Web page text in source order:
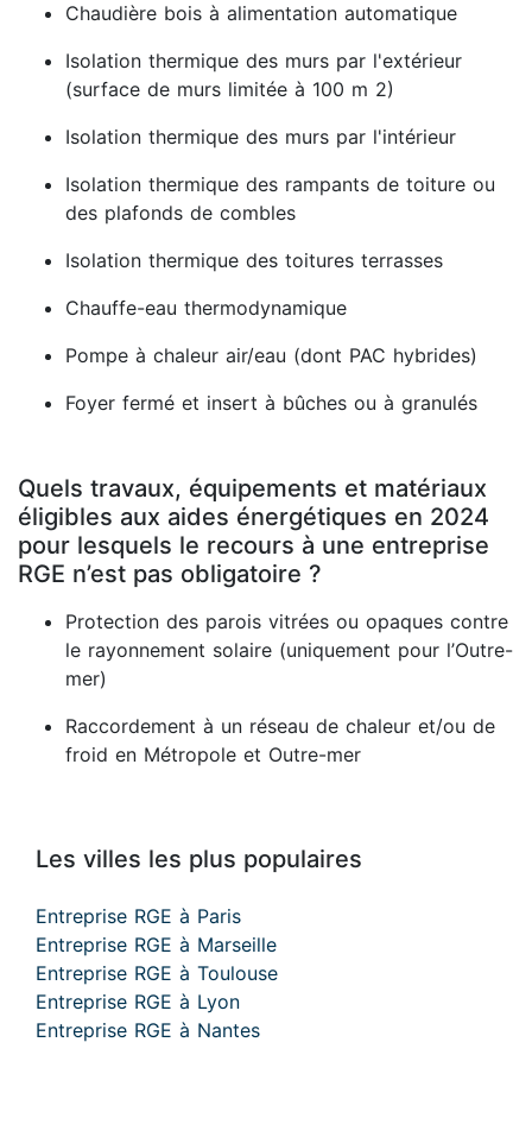
Chaudière bois à alimentation automatique
Isolation thermique des murs par l'extérieur
(surface de murs limitée à 100 m 2)
Isolation thermique des murs par l'intérieur
Isolation thermique des rampants de toiture ou
des plafonds de combles
Isolation thermique des toitures terrasses
Chauffe-eau thermodynamique
Pompe à chaleur air/eau (dont PAC hybrides)
Foyer fermé et insert à bûches ou à granulés
Quels travaux, équipements et matériaux
éligibles aux aides énergétiques en 2024
pour lesquels le recours à une entreprise
RGE n’est pas obligatoire ?
Protection des parois vitrées ou opaques contre
le rayonnement solaire (uniquement pour l’Outre-
mer)
Raccordement à un réseau de chaleur et/ou de
froid en Métropole et Outre-mer
Les villes les plus populaires
Entreprise RGE à Paris
Entreprise RGE à Marseille
Entreprise RGE à Toulouse
Entreprise RGE à Lyon
Entreprise RGE à Nantes